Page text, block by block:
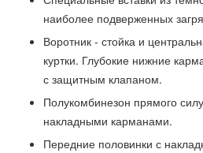
наиболее подверженных
Воротник - стойка и
куртки. Глубокие нижние
с защитным клапаном.
Полукомбинезон прямого
накладными карманами.
Передние половинки с